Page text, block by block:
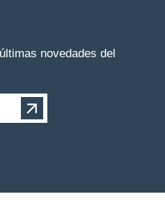
novedades del